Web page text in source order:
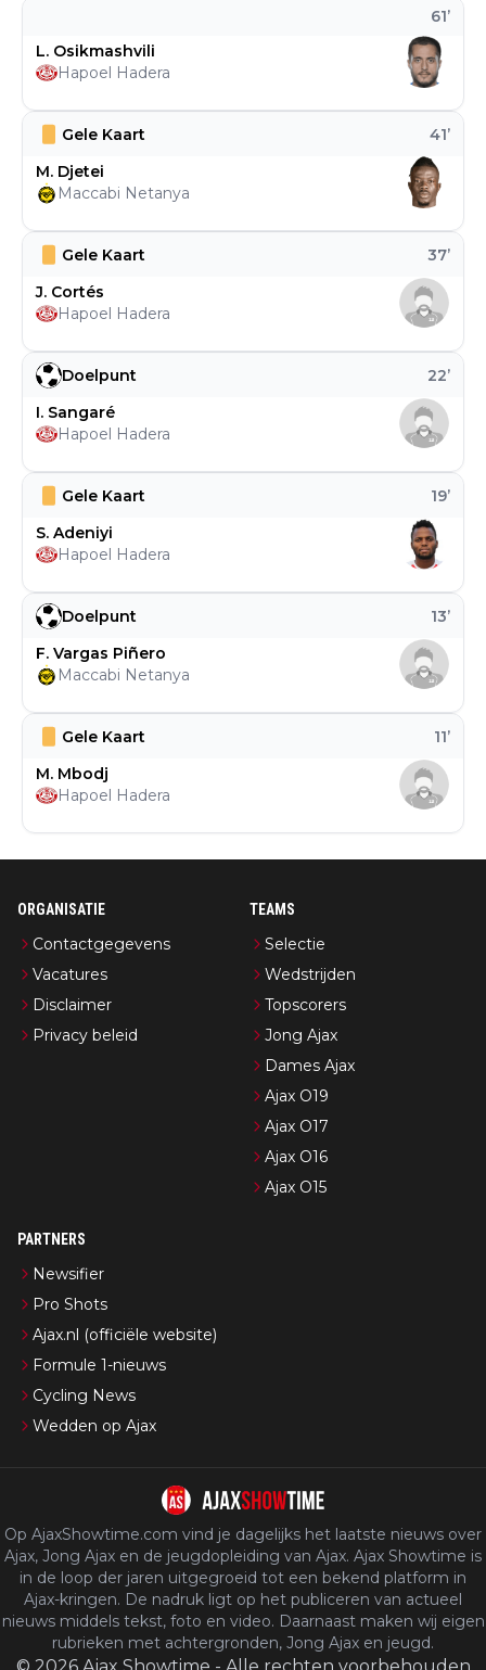
Gele Kaart 11’
M. Mbodj
Hapoel Hadera
Doelpunt 13’
F. Vargas Piñero
Maccabi Netanya
Gele Kaart 19’
S. Adeniyi
Hapoel Hadera
Doelpunt 22’
I. Sangaré
Hapoel Hadera
Gele Kaart 37’
J. Cortés
Hapoel Hadera
Gele Kaart 41’
M. Djetei
Maccabi Netanya
61’
L. Osikmashvili
Hapoel Hadera
ORGANISATIE
Contactgegevens
Vacatures
Disclaimer
Privacy beleid
TEAMS
Selectie
Wedstrijden
Topscorers
Jong Ajax
Dames Ajax
Ajax O19
Ajax O17
Ajax O16
Ajax O15
PARTNERS
Newsifier
Pro Shots
Ajax.nl (officiële website)
Formule 1-nieuws
Cycling News
Wedden op Ajax
Op AjaxShowtime.com vind je dagelijks het laatste nieuws over
Ajax, Jong Ajax en de jeugdopleiding van Ajax. Ajax Showtime is
in de loop der jaren uitgegroeid tot een bekend platform in
Ajax-kringen. De nadruk ligt op het publiceren van actueel
nieuws middels tekst, foto en video. Daarnaast maken wij eigen
rubrieken met achtergronden, Jong Ajax en jeugd.